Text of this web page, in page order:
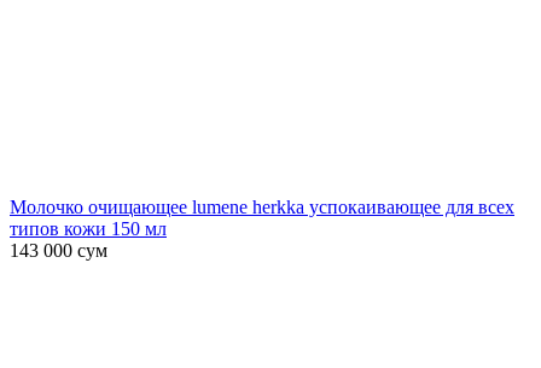
Молочко очищающее lumene herkka успокаивающее для всех
типов кожи 150 мл
143 000 сум